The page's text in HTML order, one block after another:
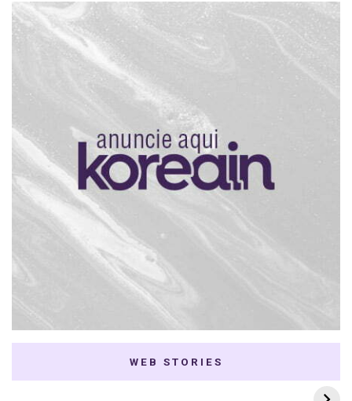
WEB STORIES
7 K-dramas Enemies
to Lovers
Thai Dramas com
First e Khaotung